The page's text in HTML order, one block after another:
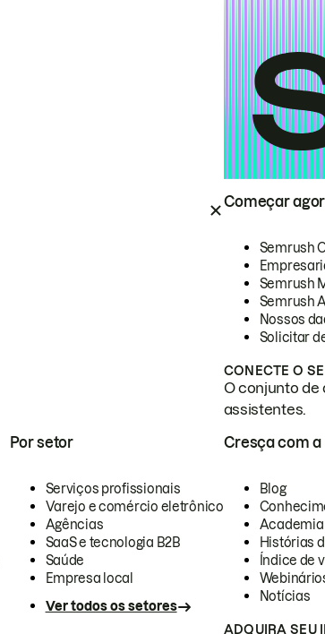
Começar
Semrush
Semrush
Semrush
Nossos
Solicitar
CONECTE O
O conjunto de
assistentes.
Por setor
Serviços profissionais
Varejo e comércio eletrônico
Agências
SaaS e tecnologia B2B
Saúde
Empresa local
Ver todos os setores
Cresça com a
Blog
Academia
Histórias
Índice de
Notícias
ADQUIRA SEU